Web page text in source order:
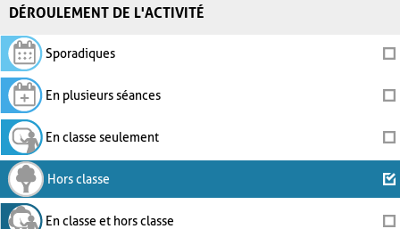
DÉROULEMENT DE L'ACTIVITÉ
Sporadiques
En plusieurs séances
En classe seulement
Hors classe
En classe et hors classe